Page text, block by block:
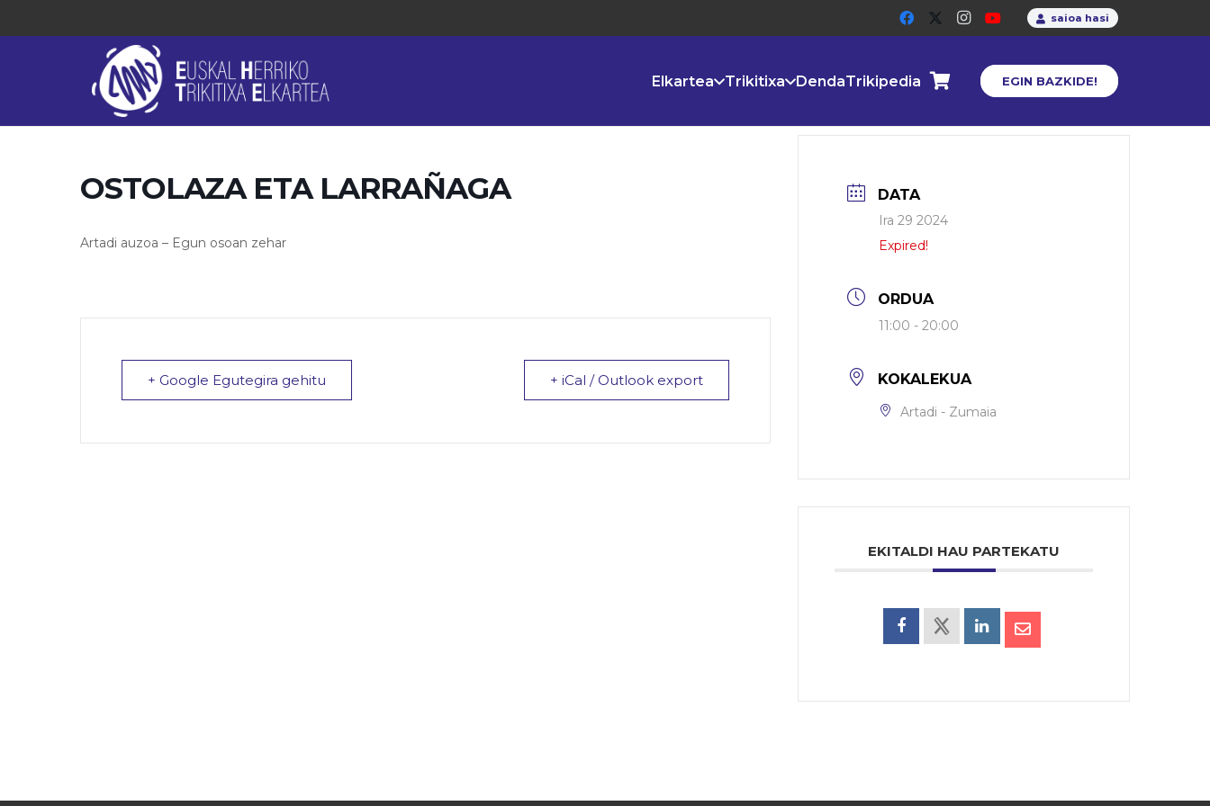
saioa hasi
Elkartea Trikitixa DendaTrikipedia EGIN BAZKIDE!
OSTOLAZA ETA LARRAÑAGA
Artadi auzoa – Egun osoan zehar
+ Google Egutegira gehitu + iCal / Outlook export
DATA
Ira 29 2024
Expired!
ORDUA
11:00 - 20:00
KOKALEKUA
Artadi - Zumaia
EKITALDI HAU PARTEKATU